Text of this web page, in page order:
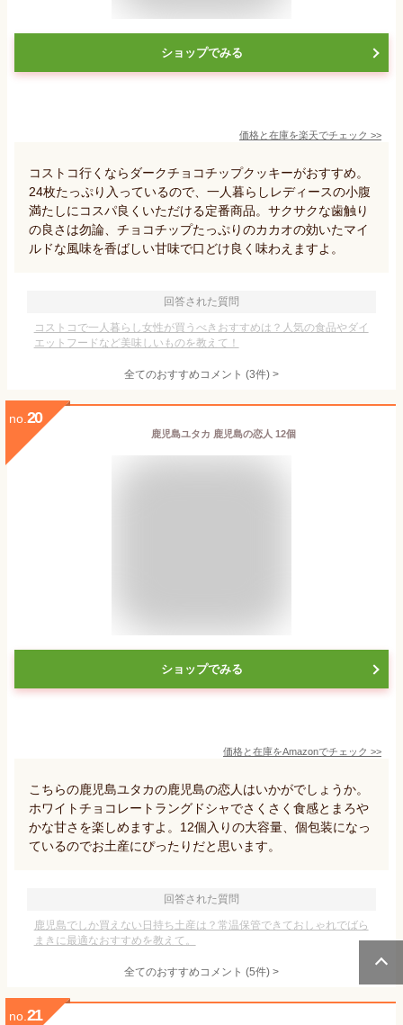
ショップでみる
価格と在庫を楽天でチェック >>
コストコ行くならダークチョコチップクッキーがおすすめ。
24枚たっぷり入っているので、一人暮らしレディースの小腹
満たしにコスパ良くいただける定番商品。サクサクな歯触り
の良さは勿論、チョコチップたっぷりのカカオの効いたマイ
ルドな風味を香ばしい甘味で口どけ良く味わえますよ。
回答された質問
コストコで一人暮らし女性が買うべきおすすめは？人気の食品やダイ
エットフードなど美味しいものを教えて！
全てのおすすめコメント (3件) >
no. 20
鹿児島ユタカ 鹿児島の恋人 12個
ショップでみる
価格と在庫をAmazonでチェック >>
こちらの鹿児島ユタカの鹿児島の恋人はいかがでしょうか。
ホワイトチョコレートラングドシャでさくさく食感とまろや
かな甘さを楽しめますよ。12個入りの大容量、個包装になっ
ているのでお土産にぴったりだと思います。
回答された質問
鹿児島でしか買えない日持ち土産は？常温保管できておしゃれでばら
まきに最適なおすすめを教えて。
全てのおすすめコメント (5件) >
no. 21